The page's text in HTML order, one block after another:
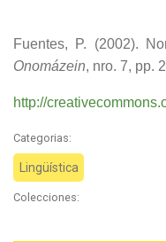
Fuentes, P. (2002).
Onomázein, nro. 7, pp.
http://
Categorias:
Lingüística
Colecciones: